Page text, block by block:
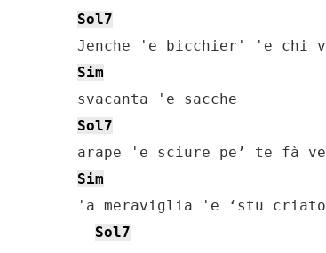
Sol7
Sim
Sol7
Sim
'a meraviglia 'e ‘stu criato
Sol7